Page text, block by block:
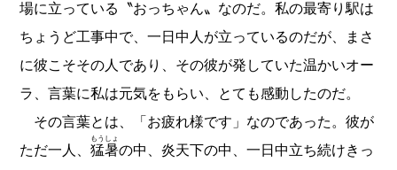
場に立っている〝おっちゃん〟なのだ。私の最寄り駅は
ちょうど工事中で、一日中人が立っているのだが、まさ
に彼こそその人であり、その彼が発していた温かいオー
ラ、言葉に私は元気をもらい、とても感動したのだ。
その言葉とは、「お疲れ様です」なのであった。彼が
ただ一人、猛暑
もうしょ
の中、炎天下の中、一日中立ち続けきっ